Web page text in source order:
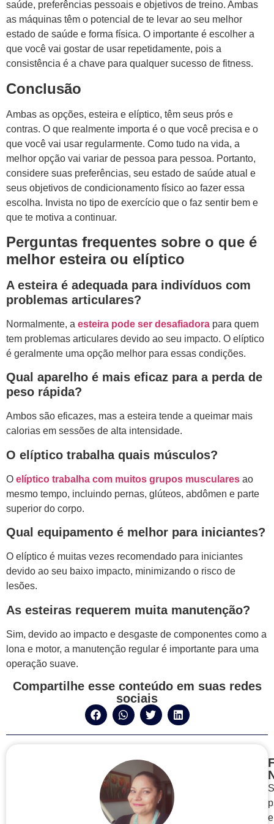
saúde, preferências pessoais e objetivos de treino. Ambas
as máquinas têm o potencial de te levar ao seu melhor
estado de saúde e forma física. O importante é escolher a
que você vai gostar de usar repetidamente, pois a
consistência é a chave para qualquer sucesso de fitness.
Conclusão
Ambas as opções, esteira e elíptico, têm seus prós e
contras. O que realmente importa é o que você precisa e o
que você vai usar regularmente. Como tudo na vida, a
melhor opção vai variar de pessoa para pessoa. Portanto,
considere suas preferências, seu estado de saúde atual e
seus objetivos de condicionamento físico ao fazer essa
escolha. Invista no tipo de exercício que o faz sentir bem e
que te motiva a continuar.
Perguntas frequentes sobre o que é
melhor esteira ou elíptico
A esteira é adequada para indivíduos com
problemas articulares?
Normalmente, a esteira pode ser desafiadora para quem
tem problemas articulares devido ao seu impacto. O elíptico
é geralmente uma opção melhor para essas condições.
Qual aparelho é mais eficaz para a perda de
peso rápida?
Ambos são eficazes, mas a esteira tende a queimar mais
calorias em sessões de alta intensidade.
O elíptico trabalha quais músculos?
O elíptico trabalha com muitos grupos musculares ao
mesmo tempo, incluindo pernas, glúteos, abdômen e parte
superior do corpo.
Qual equipamento é melhor para iniciantes?
O elíptico é muitas vezes recomendado para iniciantes
devido ao seu baixo impacto, minimizando o risco de
lesões.
As esteiras requerem muita manutenção?
Sim, devido ao impacto e desgaste de componentes como a
lona e motor, a manutenção regular é importante para uma
operação suave.
Compartilhe esse conteúdo em suas redes
sociais
e